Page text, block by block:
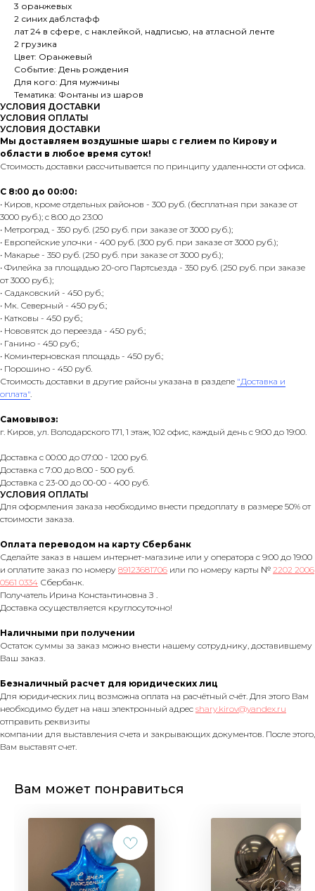
3 оранжевых
2 синих даблстафф
лат 24 в сфере, с наклейкой, надписью, на атласной ленте
2 грузика
Цвет: Оранжевый
Событие: День рождения
Для кого: Для мужчины
Тематика: Фонтаны из шаров
УСЛОВИЯ ДОСТАВКИ
УСЛОВИЯ ОПЛАТЫ
УСЛОВИЯ ДОСТАВКИ
Мы доставляем воздушные шары с гелием по Кирову и
области в любое время суток!
Стоимость доставки рассчитывается по принципу удаленности от офиса.
С 8:00 до 00:00:
• Киров, кроме отдельных районов - 300 руб. (бесплатная при заказе от
3000 руб.); с 8:00 до 23:00
• Метроград - 350 руб. (250 руб. при заказе от 3000 руб.);
• Европейские улочки - 400 руб. (300 руб. при заказе от 3000 руб.);
• Макарье - 350 руб. (250 руб. при заказе от 3000 руб.);
• Филейка за площадью 20-ого Партсьезда - 350 руб. (250 руб. при заказе
от 3000 руб.);
• Садаковский - 450 руб.;
• Мк. Северный - 450 руб.;
• Катковы - 450 руб.;
• Нововятск до переезда - 450 руб.;
• Ганино - 450 руб.;
• Коминтерновская площадь - 450 руб.;
• Порошино - 450 руб.
Стоимость доставки в другие районы указана в разделе "Доставка и
оплата".
Самовывоз:
г. Киров, ул. Володарского 171, 1 этаж, 102 офис, каждый день с 9:00 до 19:00.
Доставка с 00:00 до 07:00 - 1200 руб.
Доставка с 7:00 до 8:00 - 500 руб.
Доставка с 23-00 до 00-00 - 400 руб.
УСЛОВИЯ ОПЛАТЫ
Для оформления заказа необходимо внести предоплату в размере 50% от
стоимости заказа.
Оплата переводом на карту Сбербанк
Сделайте заказ в нашем интернет-магазине или у оператора с 9:00 до 19:00
и оплатите заказ по номеру 89123681706 или по номеру карты № 2202 2006
0561 0334 Сбербанк.
Получатель Ирина Константиновна З .
Доставка осуществляется круглосуточно!
Наличными при получении
Остаток суммы за заказ можно внести нашему сотруднику, доставившему
Ваш заказ.
Безналичный расчет для юридических лиц
Для юридических лиц возможна оплата на расчётный счёт. Для этого Вам
необходимо будет на наш электронный адрес shary.kirov@yandex.ru
отправить реквизиты
компании для выставления счета и закрывающих документов. После этого,
Вам выставят счет.
Вам может понравиться